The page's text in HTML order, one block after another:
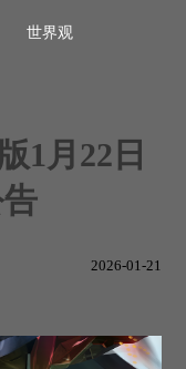
世界观
1月22日
2026-01-21